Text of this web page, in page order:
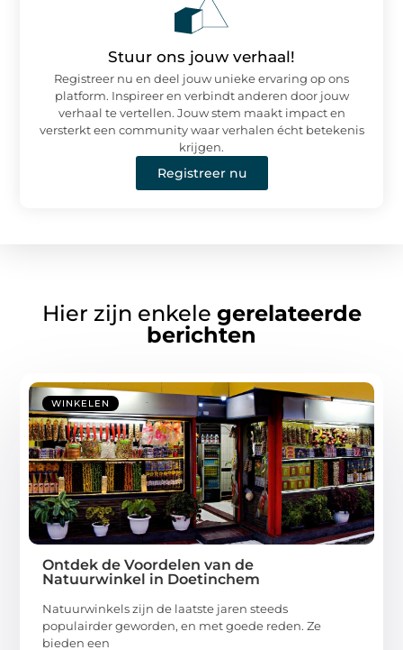
Stuur ons jouw verhaal!
Registreer nu en deel jouw unieke ervaring op ons
platform. Inspireer en verbindt anderen door jouw
verhaal te vertellen. Jouw stem maakt impact en
versterkt een community waar verhalen écht betekenis
krijgen.
Registreer nu
Hier zijn enkele gerelateerde
berichten
WINKELEN
Ontdek de Voordelen van de
Natuurwinkel in Doetinchem
Natuurwinkels zijn de laatste jaren steeds
populairder geworden, en met goede reden. Ze
bieden een